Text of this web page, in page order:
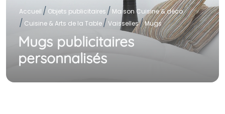
Accueil Objets publicitaires
Maison Cuisine & déco
Cuisine & Arts de la Table
Vaisselles Mugs
Mugs publicitaires
personnalisés